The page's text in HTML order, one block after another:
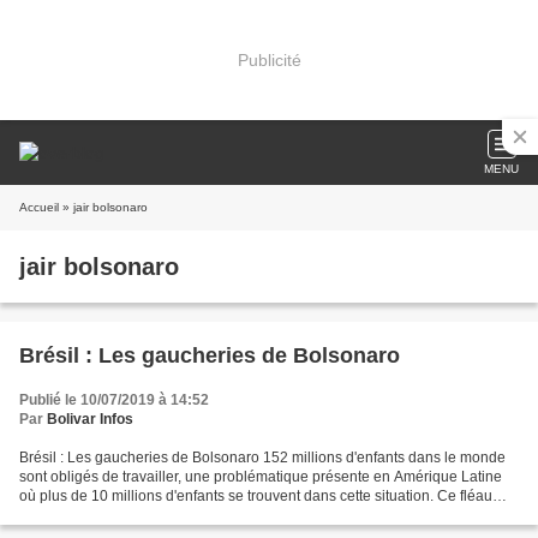
Publicité
MENU
Accueil » jair bolsonaro
jair bolsonaro
Brésil : Les gaucheries de Bolsonaro
Publié le 10/07/2019 à 14:52
Par Bolivar Infos
Brésil : Les gaucheries de Bolsonaro 152 millions d'enfants dans le monde
sont obligés de travailler, une problématique présente en Amérique Latine
où plus de 10 millions d'enfants se trouvent dans cette situation. Ce fléau